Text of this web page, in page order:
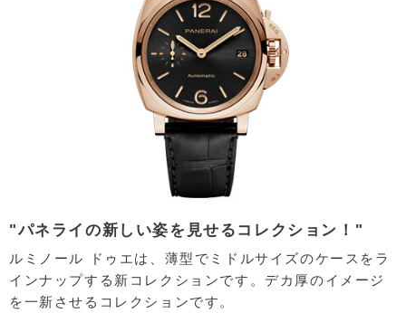
"パネライの新しい姿を見せるコレクション！"
ルミノール ドゥエは、薄型でミドルサイズのケースをラ
インナップする新コレクションです。デカ厚のイメージ
を一新させるコレクションです。